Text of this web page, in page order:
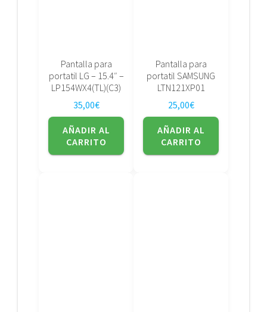
Pantalla para
portatil LG – 15.4″ –
LP154WX4(TL)(C3)
35,00€
AÑADIR AL
CARRITO
Pantalla para
portatil SAMSUNG
LTN121XP01
25,00€
AÑADIR AL
CARRITO